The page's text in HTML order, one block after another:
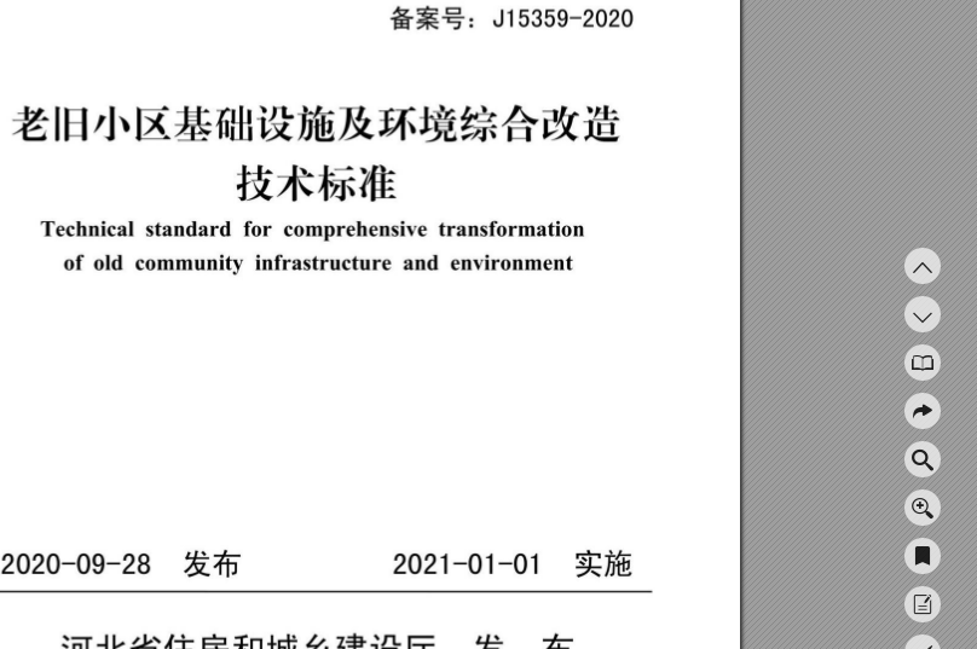
备案号：Ｊ１５３５９一２０２
０
老旧小区基础设施及环境综合改造
技术标准
Ｔｅｃｈｎｉ
ｃａｌｓ
ｔａｎｄａｒ
ｄ ｆ
ｏｒｃｏｍＰｒｅｈｅｎｓ
ｉ
ｖｅｔ
ｒａｎｓｆ
ｏｒｍａｔｉ
ｏ
ｎ
ｏｆｏｌ
ｄ ｃｏｍｍｕｎｉ
ｔ
ｙ ｉ
ｎｆ
ｒａｓ
ｔｒｕｃｔｕｒ
ｅ ａｎ
ｄ ｅｎｖｉ
ｒｏｎｍｅｎ
ｔ
２０２０一０９一２
８ 发布 ２０２１
一０１
一０１ 实施